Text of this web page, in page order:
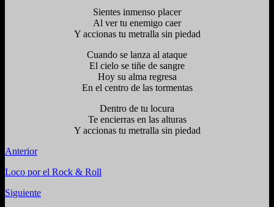
Sientes inmenso placer
Al ver tu enemigo caer
Y accionas tu metralla sin piedad
Cuando se lanza al ataque
El cielo se tiñe de sangre
Hoy su alma regresa
En el centro de las tormentas
Dentro de tu locura
Te encierras en las alturas
Y accionas tu metralla sin piedad
Anterior
Loco por el Rock & Roll
Siguiente